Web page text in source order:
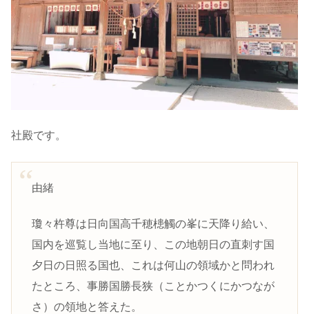
社殿です。
由緒
瓊々杵尊は日向国高千穂槵觸の峯に天降り給い、
国内を巡覧し当地に至り、この地朝日の直刺す国
夕日の日照る国也、これは何山の領域かと問われ
たところ、事勝国勝長狭（ことかつくにかつなが
さ）の領地と答えた。